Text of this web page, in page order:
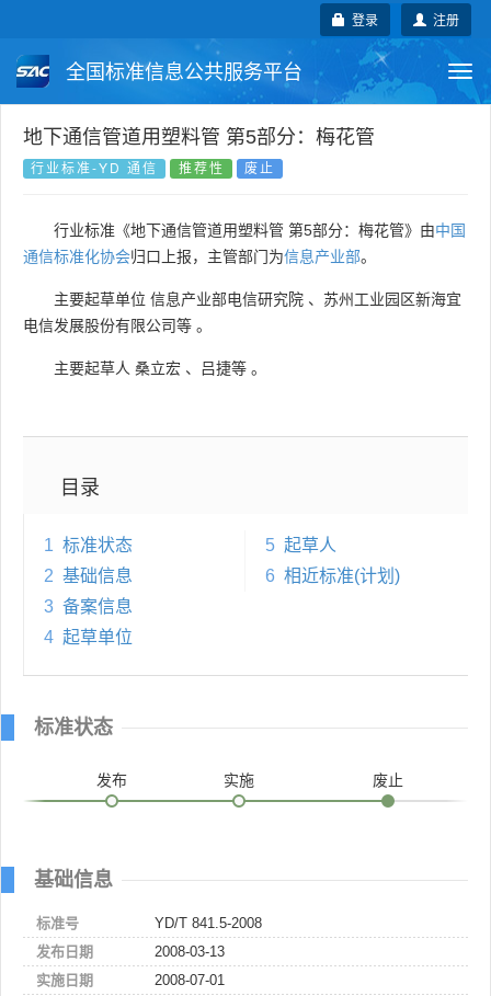
注册
登录
全国标准信息公共服务平台
国家标准 行业标准 地方标准
国外标准 技术委员会
地下通信管道用塑料管 第5部分：梅花管
行业标准-YD 通信 推荐性 废止
行业标准《地下通信管道用塑料管 第5部分：梅花管》由中国
通信标准化协会归口上报，主管部门为信息产业部。
主要起草单位 信息产业部电信研究院 、 苏州工业园区新海宜
电信发展股份有限公司等 。
主要起草人 桑立宏 、 吕捷等 。
目录
1 标准状态
2 基础信息
3 备案信息
4 起草单位
5 起草人
6 相近标准(计划)
标准状态
发布 实施 废止
基础信息
标准号
YD/T 841.5-2008
发布日期
2008-03-13
实施日期
2008-07-01